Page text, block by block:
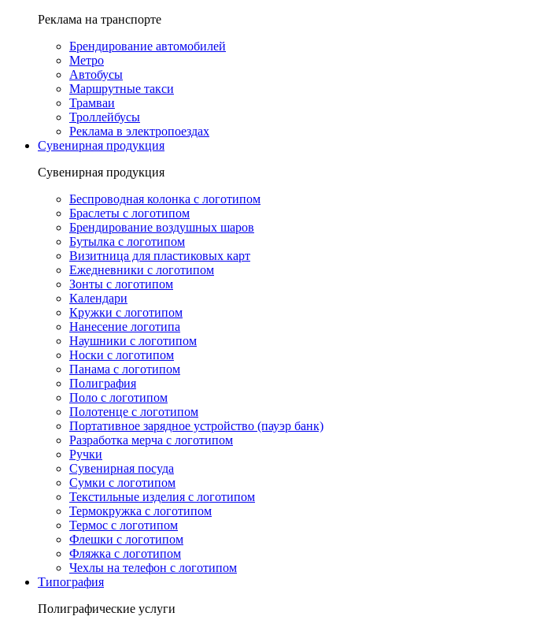
Реклама на транспорте
Брендирование автомобилей
Метро
Автобусы
Маршрутные такси
Трамваи
Троллейбусы
Реклама в электропоездах
Сувенирная продукция
Сувенирная продукция
Беспроводная колонка с логотипом
Браслеты с логотипом
Брендирование воздушных шаров
Бутылка с логотипом
Визитница для пластиковых карт
Ежедневники с логотипом
Зонты с логотипом
Календари
Кружки с логотипом
Нанесение логотипа
Наушники с логотипом
Носки с логотипом
Панама с логотипом
Полиграфия
Поло с логотипом
Полотенце с логотипом
Портативное зарядное устройство (пауэр банк)
Разработка мерча с логотипом
Ручки
Сувенирная посуда
Сумки с логотипом
Текстильные изделия с логотипом
Термокружка с логотипом
Термос с логотипом
Флешки с логотипом
Фляжка с логотипом
Чехлы на телефон с логотипом
Типография
Полиграфические услуги